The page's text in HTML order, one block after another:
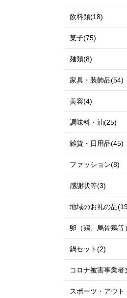
私たちのまち北栄町は、鳥
口約14,000人の町です。
松の景色が美しい北条砂丘
を望む黒ぼく地帯の丘陵地
があり、豊かな自然に囲ま
この豊かな自然環境を生か
きょう、長芋などさまざま
12
宮城
伊達
な都
飲料類(18)
菓子(75)
麺類(8)
家具・装飾品(54)
美容(4)
調味料・油(25)
雑貨・日用品(45)
ファッション(8)
感謝状等(3)
地域のお礼の品
卵（鶏、烏骨鶏等
鍋セット(2)
コロナ被害事業者
スポーツ・アウト